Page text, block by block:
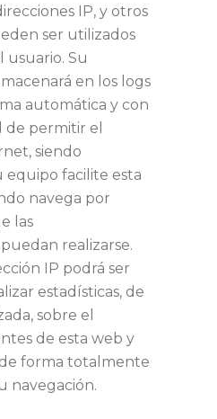
IP, y otros
ser utilizados
usuario. Su
en los logs
automática y con
de permitir el
siendo
equipo facilite esta
navega por
las
realizarse.
IP podrá ser
estadísticas, de
sobre el
de esta web y
forma totalmente
navegación.